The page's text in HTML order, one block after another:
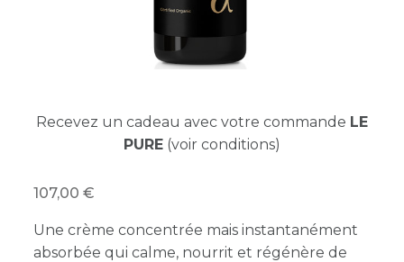
Recevez un cadeau avec votre commande LE
PURE (voir conditions)
107,00
Une crème concentrée mais instantanément
absorbée qui calme, nourrit et régénère de